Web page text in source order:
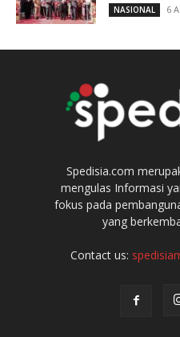
NASIONAL 6
Spedisia.com
mengulas Informasi
fokus pada
yang
Contact us: